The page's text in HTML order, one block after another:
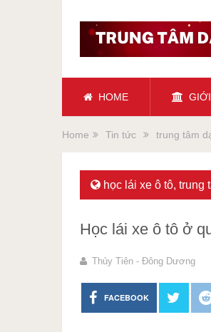
HOME
Home Tin tức trung tâm
học lái xe ô tô, trung
Học lái xe ô tô ở
Thủy Tiên - Đông Dương
FACEBOOK